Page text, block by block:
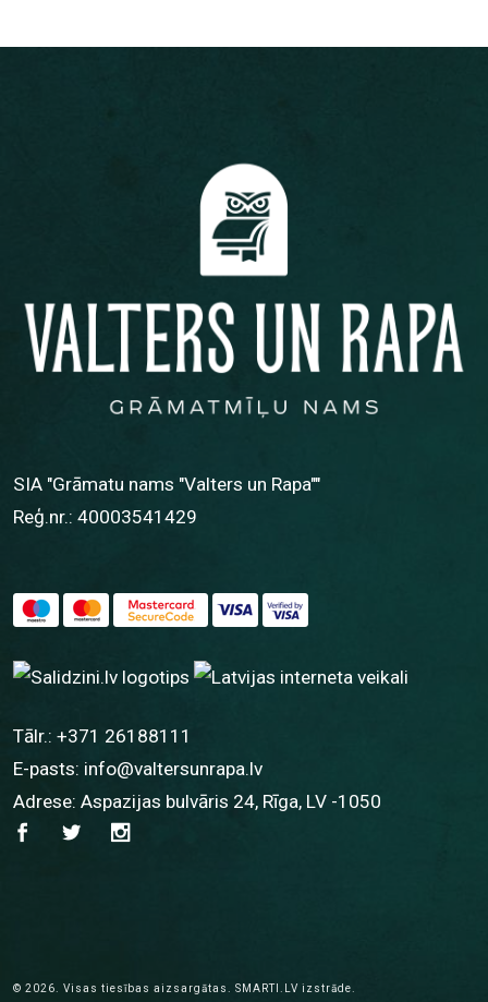
SIA "Grāmatu nams "Valters un Rapa""
Reģ.nr.: 40003541429
Tālr.: +371 26188111
E-pasts: info@valtersunrapa.lv
Adrese: Aspazijas bulvāris 24, Rīga, LV -1050
© 2026. Visas tiesības aizsargātas. SMARTI.LV izstrāde.